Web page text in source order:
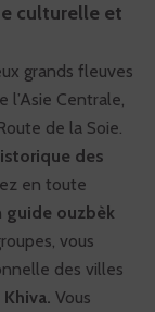
culturelle et
grands fleuves
l’Asie Centrale,
de la Soie.
des
en toute
guide ouzbèk
vous
des villes
Vous